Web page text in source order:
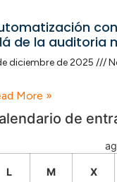
de la auditoria
diciembre de 2025
More »
de
L M X